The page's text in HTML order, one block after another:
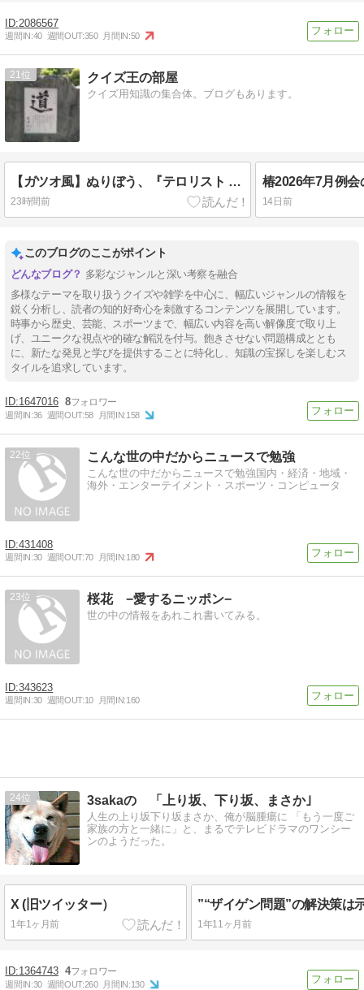
2086567
週間IN:40 週間OUT:350 月間IN:50
21 クイズ王の部屋
クイズ用知識の集合体。ブログもあります。
【ガツオ風】ぬりぼう、『テロリスト 幽閉者』、「よくある酒場の物語」、ヒュフテヴィッセンシャフトラーなど
23時間前 14日前
このブログのここがポイント
多彩なジャンルと深い考察を融合
多様なテーマを取り扱うクイズや雑学を中心に、幅広いジャンルの情報を
鋭く分析し、読者の知的好奇心を刺激するコンテンツを展開しています。
時事から歴史、芸能、スポーツまで、幅広い内容を高い解像度で取り上
げ、ユニークな視点や的確な解説を付与。飽きさせない問題構成ととも
に、新たな発見と学びを提供することに特化し、知識の宝探しを楽しむス
タイルを追求しています。
1647016 8
週間IN:36 週間OUT:58 月間IN:158
22 こんな世の中だからニュースで勉強
こんな世の中だからニュースで勉強国内・経済・地域・
海外・エンターテイメント・スポーツ・コンピュータ
431408
週間IN:30 週間OUT:70 月間IN:180
23 桜花 −愛するニッポン−
世の中の情報をあれこれ書いてみる。
343623
週間IN:30 週間OUT:10 月間IN:160
24 3sakaの 「上り坂、下り坂、まさか｣
人生の上り坂下り坂まさか、俺が脳腫瘍に 「もう一度ご
家族の方と一緒に」と、まるでテレビドラマのワンシー
ンのようだった。
X (旧ツイッター）
1年1ヶ月前 1年11ヶ月前
1364743 4
週間IN:30 週間OUT:260 月間IN:130